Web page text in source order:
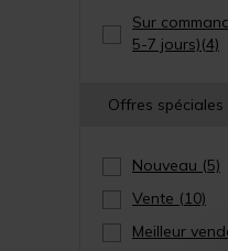
Sur
5-7 jours)(4)
Offres spéciales
Nouveau (5)
Vente (10)
Meilleur